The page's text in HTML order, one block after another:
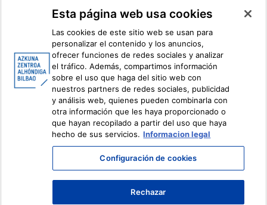
Facebook
X
Ivoox
Información legal Sistema Interno de Información
Esta página web usa cookies
Las cookies de este sitio web se usan para
personalizar el contenido y los anuncios,
ofrecer funciones de redes sociales y analizar
el tráfico. Además, compartimos información
sobre el uso que haga del sitio web con
nuestros partners de redes sociales, publicidad
y análisis web, quienes pueden combinarla con
otra información que les haya proporcionado o
que hayan recopilado a partir del uso que haya
hecho de sus servicios. Informacion legal
Configuración de cookies
Rechazar